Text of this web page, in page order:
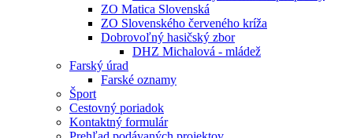
ZO Matica Slovenská
ZO Slovenského červeného kríža
Dobrovoľný hasičský zbor
DHZ Michalová - mládež
Farský úrad
Farské oznamy
Šport
Cestovný poriadok
Kontaktný formulár